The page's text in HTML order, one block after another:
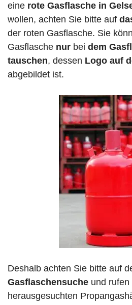
eine rote Gasflasche in
wollen, achten Sie bitte auf
der roten Gasflasche. Sie
Gasflasche nur bei dem
tauschen, dessen Logo auf
abgebildet ist.
Deshalb achten Sie bitte auf
Gasflaschensuche und
herausgesuchten